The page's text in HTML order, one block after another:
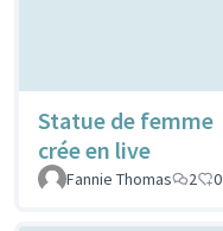
Statue de femme
crée en live
Fannie Thomas
2 0